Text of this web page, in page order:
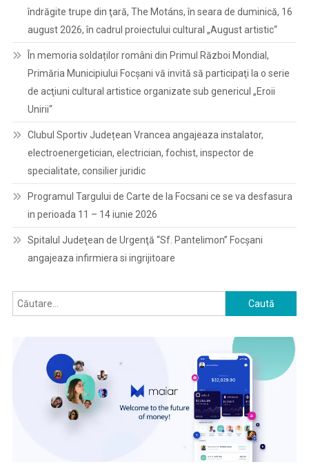
îndrăgite trupe din ţară, The Motáns, în seara de duminică, 16
august 2026, în cadrul proiectului cultural „August artistic“
În memoria soldaților români din Primul Război Mondial,
Primăria Municipiului Focșani vă invită să participaţi la o serie
de acţiuni cultural artistice organizate sub genericul „Eroii
Unirii“
Clubul Sportiv Județean Vrancea angajeaza instalator,
electroenergetician, electrician, fochist, inspector de
specialitate, consilier juridic
Programul Targului de Carte de la Focsani ce se va desfasura
in perioada 11 – 14 iunie 2026
Spitalul Judeţean de Urgenţă “Sf. Pantelimon” Focşani
angajeaza infirmiera si ingrijitoare
Caută
după: